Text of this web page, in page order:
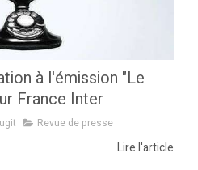
à l'émission "Le
France Inter
Revue de presse
Lire l'article